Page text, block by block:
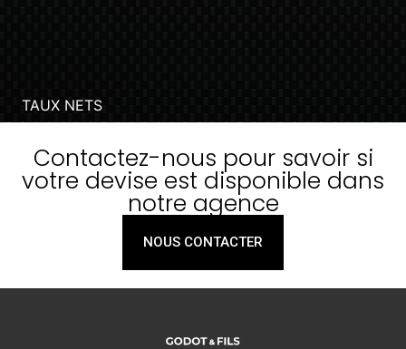
Contactez-nous pour savoir si
votre devise est disponible dans
notre agence
NOUS CONTACTER